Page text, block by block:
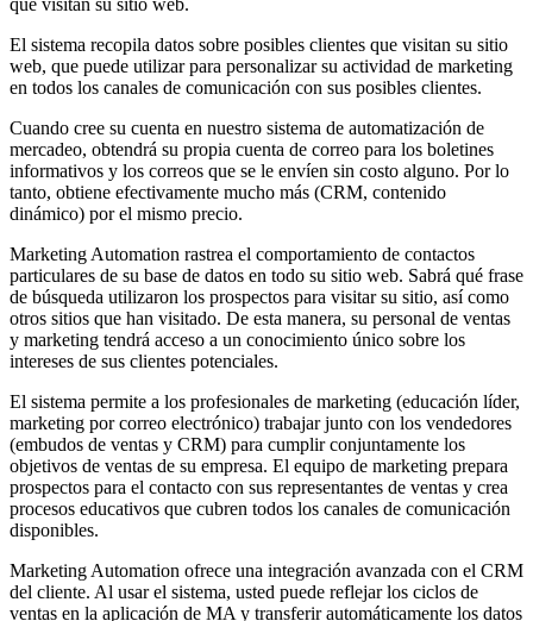
El sistema recopila datos sobre posibles clientes que visitan su sitio
web, que puede utilizar para personalizar su actividad de marketing
en todos los canales de comunicación con sus posibles clientes.
Cuando cree su cuenta en nuestro sistema de automatización de
mercadeo, obtendrá su propia cuenta de correo para los boletines
informativos y los correos que se le envíen sin costo alguno. Por lo
tanto, obtiene efectivamente mucho más (CRM, contenido
dinámico) por el mismo precio.
Marketing Automation rastrea el comportamiento de contactos
particulares de su base de datos en todo su sitio web. Sabrá qué frase
de búsqueda utilizaron los prospectos para visitar su sitio, así como
otros sitios que han visitado. De esta manera, su personal de ventas
y marketing tendrá acceso a un conocimiento único sobre los
intereses de sus clientes potenciales.
El sistema permite a los profesionales de marketing (educación líder,
marketing por correo electrónico) trabajar junto con los vendedores
(embudos de ventas y CRM) para cumplir conjuntamente los
objetivos de ventas de su empresa. El equipo de marketing prepara
prospectos para el contacto con sus representantes de ventas y crea
procesos educativos que cubren todos los canales de comunicación
disponibles.
Marketing Automation ofrece una integración avanzada con el CRM
del cliente. Al usar el sistema, usted puede reflejar los ciclos de
ventas en la aplicación de MA y transferir automáticamente los datos